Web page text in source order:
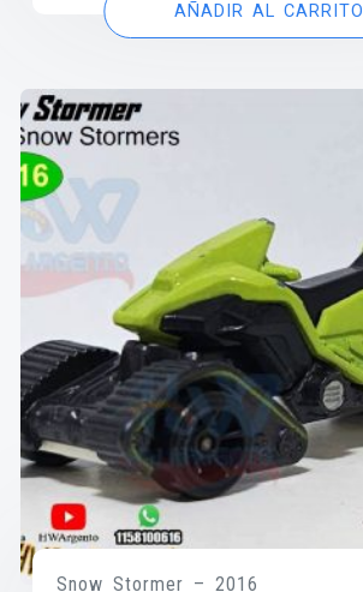
AÑADIR AL CARRITO
Snow Stormer – 2016